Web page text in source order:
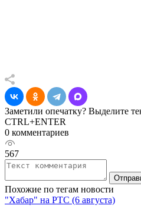
Заметили опечатку? Выделите
CTRL+ENTER
0 комментариев
567
Похожие по тегам новости
"Хабар" на РТС (6 августа)